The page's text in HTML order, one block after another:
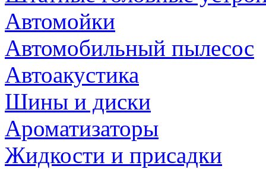
Автомойки
Автомобильный пылесос
Автоакустика
Шины и диски
Ароматизаторы
Жидкости и присадки